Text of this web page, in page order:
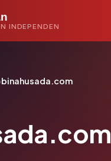
INDEPENDEN
›binahusada.com